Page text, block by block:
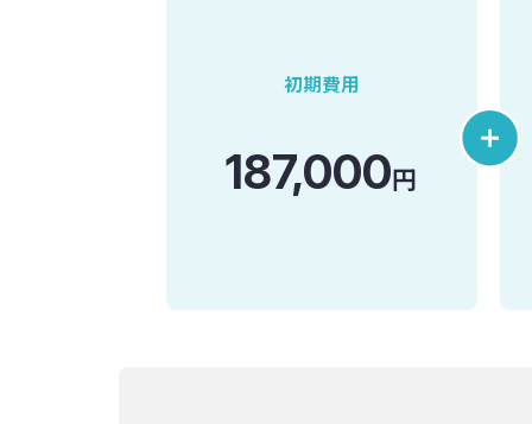
初期費用
187,000円